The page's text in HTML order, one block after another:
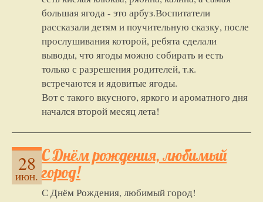
большая ягода - это арбуз.Воспитатели
рассказали детям и поучительную сказку, после
прослушивания которой, ребята сделали
выводы, что ягоды можно собирать и есть
только с разрешения родителей, т.к.
встречаются и ядовитые ягоды.
Вот с такого вкусного, яркого и ароматного дня
начался второй месяц лета!
28
июн.
С Днём рождения, любимый
город!
С Днём Рождения, любимый город!